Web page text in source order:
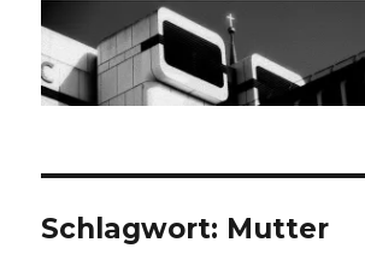
Schlagwort: Mutter